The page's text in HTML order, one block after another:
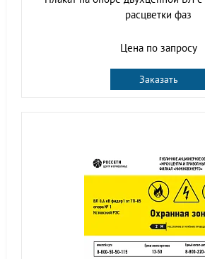
расцветки фаз
Цена по запросу
Заказать